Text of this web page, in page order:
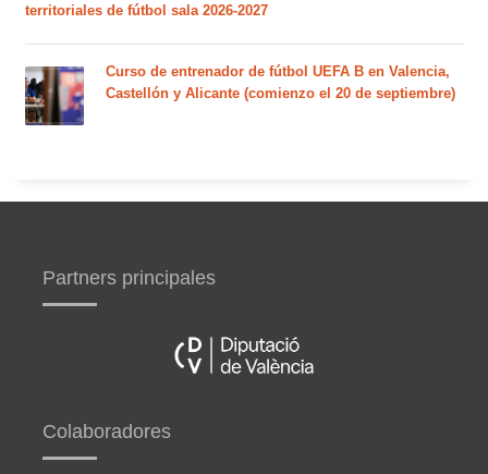
territoriales de fútbol sala 2026-2027
Curso de entrenador de fútbol UEFA B en Valencia,
Castellón y Alicante (comienzo el 20 de septiembre)
Partners principales
Colaboradores